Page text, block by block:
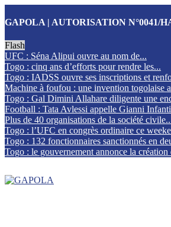
GAPOLA | AUTORISATION N°0041/
Flash
UFC : Séna Alipui ouvre au nom de...
Togo : cinq ans d’efforts pour rendre les...
Togo : IADSS ouvre ses inscriptions et
Machine à foufou : une invention togolaise
Togo : Gal Dimini Allahare diligente une
Football : Tata Avlessi appelle Gianni
Plus de 40 organisations de la société
Togo : l’UFC en congrès ordinaire ce
Togo : 132 fonctionnaires sanctionnés en
Togo : le gouvernement annonce la création